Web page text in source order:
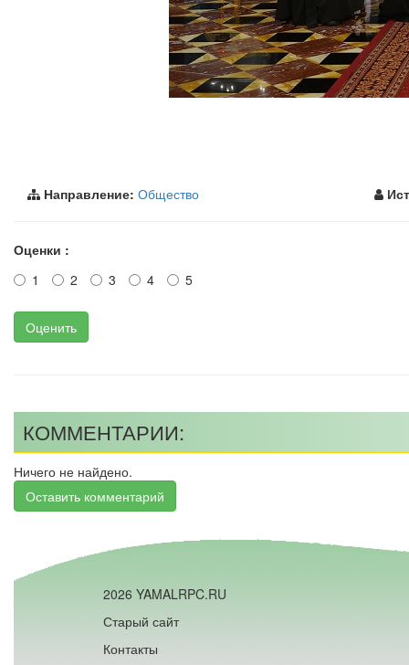
Направление: Общество
Оценки :
1
2 3 4 5
Оценить
КОММЕНТАРИИ:
Ничего не найдено.
Оставить комментарий
2026 YAMALRPC.RU
Старый сайт
Контакты